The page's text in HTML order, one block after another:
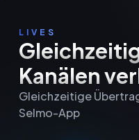
LIVES
Kanälen
Gleichzeitige
Selmo-App